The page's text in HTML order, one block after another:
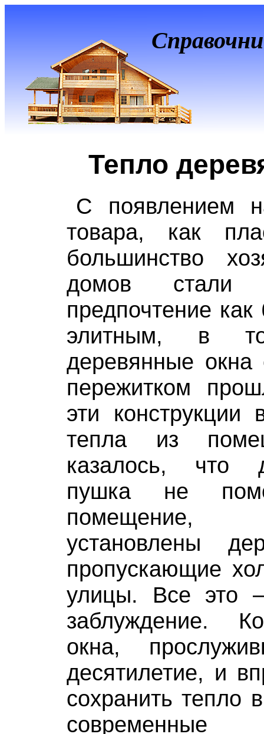
Тепло
С появлением
товара, как
большинство
домов стали
предпочтение
элитным, в
деревянные окна
пережитком
эти конструкции
тепла из
казалось, что
пушка не
установлены
пропускающие
улицы. Все это
заблуждение.
окна,
десятилетие, и
сохранить тепло